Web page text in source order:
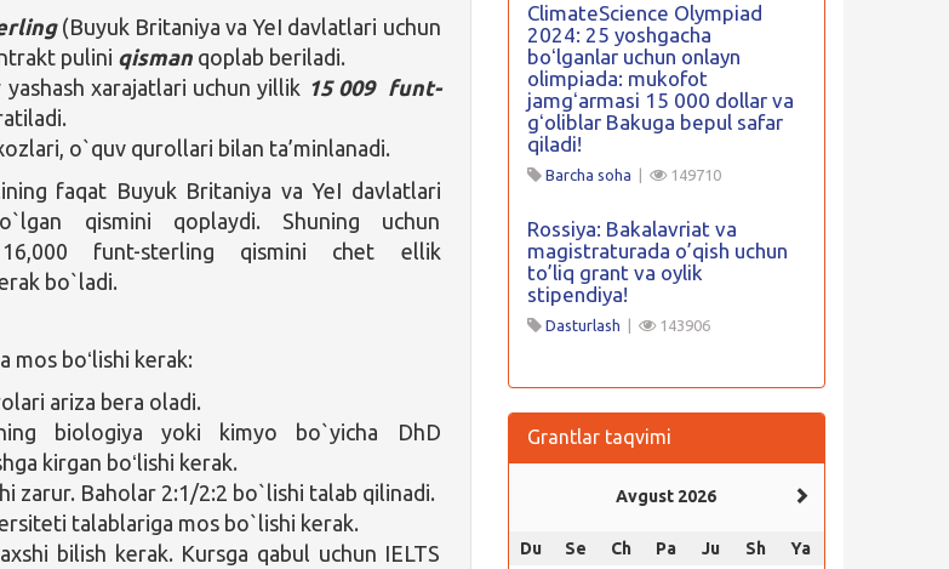
(Buyuk Britaniya va YeI davlatlari uchun
pulini qisman qoplab beriladi.
xarajatlari uchun yillik 15 009 funt-
o`quv qurollari bilan ta’minlanadi.
faqat Buyuk Britaniya va YeI davlatlari
qismini qoplaydi. Shuning uchun
funt-sterling qismini chet ellik
bo`ladi.
mos boʻlishi kerak:
ariza bera oladi.
biologiya yoki kimyo bo`yicha DhD
kirgan boʻlishi kerak.
zarur. Baholar 2:1/2:2 bo`lishi talab qilinadi.
talablariga mos bo`lishi kerak.
bilish kerak. Kursga qabul uchun IELTS
ClimateScience Olympiad
2024: 25 yoshgacha
boʻlganlar uchun onlayn
olimpiada: mukofot
jamgʻarmasi 15 000 dollar va
gʻoliblar Bakuga bepul safar
qiladi!
Barcha soha 149710
Rossiya: Bakalavriat va
magistraturada o’qish uchun
to’liq grant va oylik
stipendiya!
Dasturlash 143906
Grantlar taqvimi
Avgust 2026
Du Se Ch Pa Ju Sh Ya